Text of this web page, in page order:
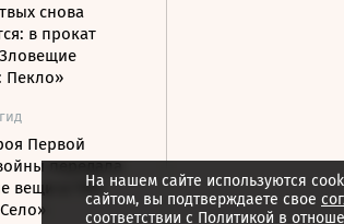
снова
в прокат
Пекло»
Первой
передала
вещи в ГМЗНа нашем сайте используются
сайтом, вы подтверждаете свое
соответствии с Политикой в